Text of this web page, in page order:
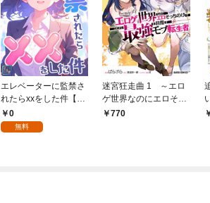
エレベーターに監禁さ
れたらxxをした件【全
年齢版】(1)
0
無料
迷宮狂走曲 1 ～エロ
ゲ世界なのにエロそっ
ちのけでひたすら最強
770